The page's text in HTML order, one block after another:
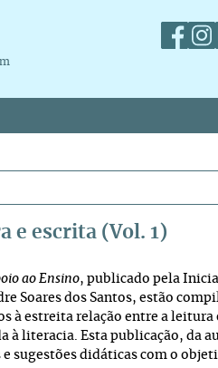
e escrita (Vol. 1)
ao Ensino, publicado pela
Soares dos Santos, estão
à estreita relação entre a leitura
à literacia. Esta publicação, da
sugestões didáticas com o